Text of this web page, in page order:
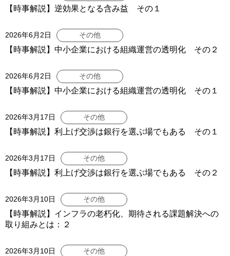
【時事解説】逆効果となる含み益 その１
2026年6月2日 その他
【時事解説】中小企業における組織運営の透明化 その２
2026年6月2日 その他
【時事解説】中小企業における組織運営の透明化 その１
2026年3月17日 その他
【時事解説】利上げ交渉は銀行を選ぶ場でもある その１
2026年3月17日 その他
【時事解説】利上げ交渉は銀行を選ぶ場でもある その２
2026年3月10日 その他
【時事解説】インフラの老朽化、期待される課題解決への
取り組みとは：２
2026年3月10日 その他